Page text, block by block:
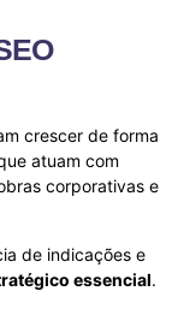
crescer de forma
atuam com
corporativas e
de indicações e
essencial.